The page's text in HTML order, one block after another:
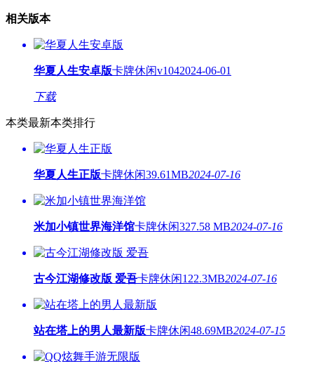
相关版本
华夏人生安卓版卡牌休闲v1042024-06-01
下载
本类最新本类排行
华夏人生正版卡牌休闲39.61MB2024-07-16
米加小镇世界海洋馆卡牌休闲327.58 MB2024-07-16
古今江湖修改版 爱吾卡牌休闲122.3MB2024-07-16
站在塔上的男人最新版卡牌休闲48.69MB2024-07-15